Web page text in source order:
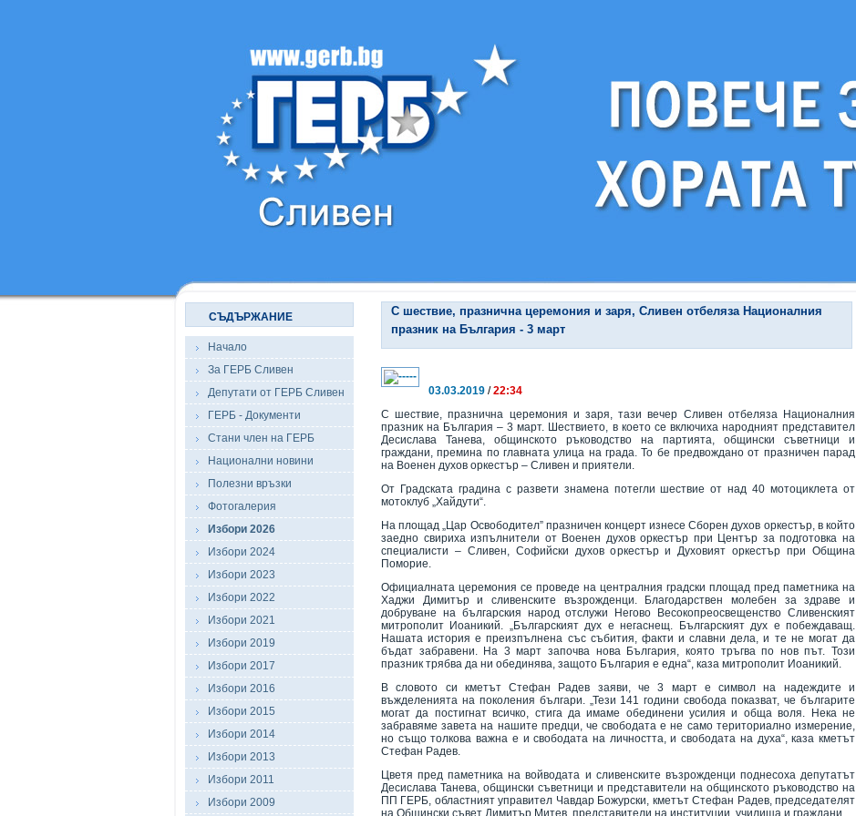
СЪДЪРЖАНИЕ
Начало
За ГЕРБ Сливен
Депутати от ГЕРБ Сливен
ГЕРБ - Документи
Стани член на ГЕРБ
Национални новини
Полезни връзки
Фотогалерия
Избори 2026
Избори 2024
Избори 2023
Избори 2022
Избори 2021
Избори 2019
Избори 2017
Избори 2016
Избори 2015
Избори 2014
Избори 2013
Избори 2011
Избори 2009
С шествие, празнична церемония и заря, Сливен отбеляза Националния
празник на България - 3 март
03.03.2019 /22:34
С шествие, празнична церемония и заря, тази вечер Сливен отбеляза Националния
празник на България – 3 март. Шествието, в което се включиха народният представител
Десислава Танева, общинското ръководство на партията, общински съветници и
граждани, премина по главната улица на града. То бе предвождано от празничен парад
на Военен духов оркестър – Сливен и приятели.
От Градската градина с развети знамена потегли шествие от над 40 мотоциклета от
мотоклуб „Хайдути“.
На площад „Цар Освободител” празничен концерт изнесе Сборен духов оркестър, в който
заедно свириха изпълнители от Военен духов оркестър при Център за подготовка на
специалисти – Сливен, Софийски духов оркестър и Духовият оркестър при Община
Поморие.
Официалната церемония се проведе на централния градски площад пред паметника на
Хаджи Димитър и сливенските възрожденци. Благодарствен молебен за здраве и
добруване на българския народ отслужи Негово Весокопреосвещенство Сливенският
митрополит Иоаникий. „Българският дух е негаснещ. Българският дух е побеждаващ.
Нашата история е преизпълнена със събития, факти и славни дела, и те не могат да
бъдат забравени. На 3 март започва нова България, която тръгва по нов път. Този
празник трябва да ни обединява, защото България е една“, каза митрополит Иоаникий.
В словото си кметът Стефан Радев заяви, че 3 март е символ на надеждите и
въжделенията на поколения българи. „Тези 141 години свобода показват, че българите
могат да постигнат всичко, стига да имаме обединени усилия и обща воля. Нека не
забравяме завета на нашите предци, че свободата е не само териториално измерение,
но също толкова важна е и свободата на личността, и свободата на духа“, каза кметът
Стефан Радев.
Цветя пред паметника на войводата и сливенските възрожденци поднесоха депутатът
Десислава Танева, общински съветници и представители на общинското ръководство на
ПП ГЕРБ, областният управител Чавдар Божурски, кметът Стефан Радев, председателят
на Общински съвет Димитър Митев, представители на институции, училища и граждани.